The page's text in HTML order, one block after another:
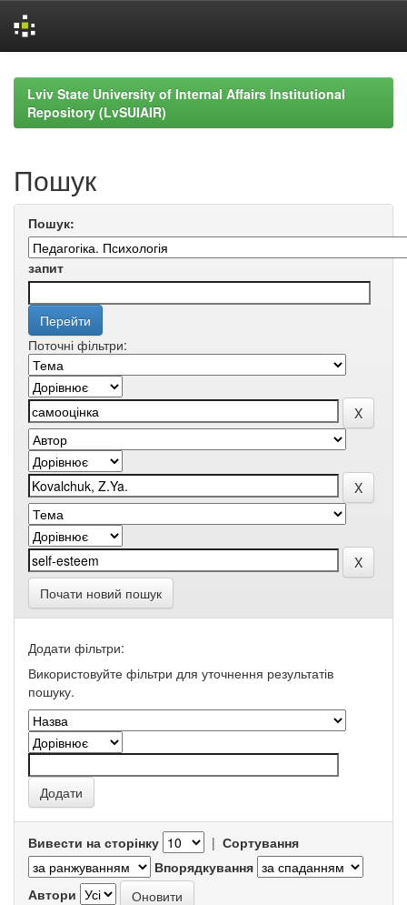
navigationLviv State University of Internal Affairs Institutional
Repository (LvSUIAIR)
Пошук
Пошук:
запит
Поточні фільтри:
Почати новий пошук
Додати фільтри:
Використовуйте фільтри для уточнення результатів
пошуку.
Вивести на сторінку | Сортування
Впорядкування
Автори